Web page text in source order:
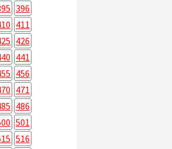
396
411
426
441
456
471
486
501
516